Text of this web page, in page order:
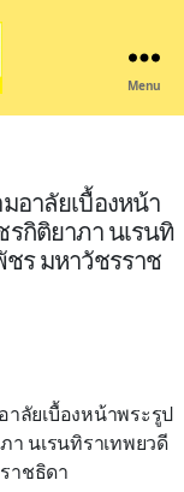
Menu
อาลัยเบื้องหน้า
รกิติยาภา นเรนทิ
ร มหาวัชรราช
าลัยเบื้องหน้าพระรูป
า นเรนทิราเทพยวดี
าชธิดา